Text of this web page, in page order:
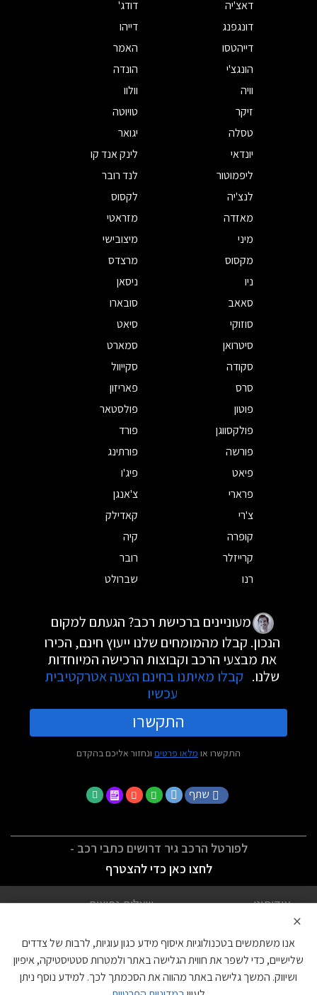
דאצ'יה
דודג'
דונגפנג
דייהו
דייהטסו
האמר
הונגצ'י
הונדה
וויה
וולוו
זיקר
טויוטה
טסלה
יגואר
יונדאי
לינק אנד קו
ליפמוטור
לנד רובר
לנצ'יה
לקסוס
מאזדה
מזראטי
מיני
מיצובישי
מקסוס
מרצדס
ניו
ניסאן
סאאב
סובארו
סוזוקי
סיאט
סיטרואן
סמארט
סקודה
סקייוול
סרס
פאריזון
פוטון
פולסטאר
פולקסווגן
פורד
פורשה
פורתינג
פיאט
פיג'ו
פרארי
צ'אנגן
צ'רי
קאדילק
קופרה
קיה
קרייזלר
רובר
רנו
שברולט
מעוניינים ברכישת רכב? הגעתם למקום
הנכון. קבלו מהמומחים שלנו ייעוץ חינם, הכירו
את מבצעי הרכב וקבוצות הרכישה המיוחדות
שלנו. קבלו מאיתנו בחינם הצעה אטרקטיבית
עכשיו
התקשרו
התקשרו או מלאו פרטים ונחזור אליכם בהקדם
שתף
לפורטל הרכב גיר דרושים כתבי רכב -
לחצו כאן כדי להצטרף
אודותינו
שאלות נפוצות
הצהרת נגישות
צור קשר
עוגיות
×
אנו משתמשים בטכנולוגיות איסוף מידע כגון עוגיות, לרבות של צדדים
שלישיים, כדי לשפר את חווית הגלישה באתר ולמטרות סטטיסטיקה, איפיון
ושיווק. המשך גלישה באתר מהווה את הסכמתך לכך. למידע נוסף ניתן